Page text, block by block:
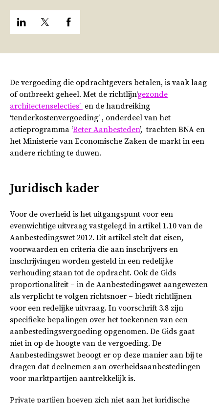
De vergoeding die opdrachtgevers betalen, is vaak laag
of ontbreekt geheel. Met de richtlijn‘gezonde
architectenselecties’ en de handreiking
‘tenderkostenvergoeding’ , onderdeel van het
actieprogramma ‘Beter Aanbesteden’, trachten BNA en
het Ministerie van Economische Zaken de markt in een
andere richting te duwen.
Juridisch kader
Voor de overheid is het uitgangspunt voor een
evenwichtige uitvraag vastgelegd in artikel 1.10 van de
Aanbestedingswet 2012. Dit artikel stelt dat eisen,
voorwaarden en criteria die aan inschrijvers en
inschrijvingen worden gesteld in een redelijke
verhouding staan tot de opdracht. Ook de Gids
proportionaliteit – in de Aanbestedingswet aangewezen
als verplicht te volgen richtsnoer – biedt richtlijnen
voor een redelijke uitvraag. In voorschrift 3.8 zijn
specifieke bepalingen over het toekennen van een
aanbestedingsvergoeding opgenomen. De Gids gaat
niet in op de hoogte van de vergoeding. De
Aanbestedingswet beoogt er op deze manier aan bij te
dragen dat deelnemen aan overheidsaanbestedingen
voor marktpartijen aantrekkelijk is.
Private partijen hoeven zich niet aan het juridische